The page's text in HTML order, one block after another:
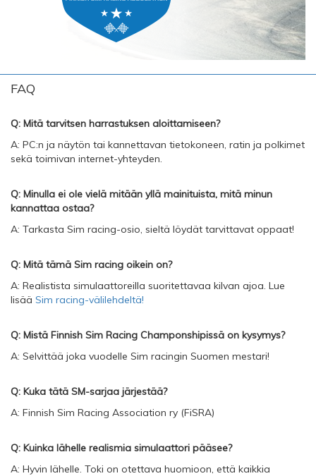
FAQ
Q: Mitä tarvitsen harrastuksen aloittamiseen?
A: PC:n ja näytön tai kannettavan tietokoneen, ratin ja polkimet
sekä toimivan internet-yhteyden.
Q: Minulla ei ole vielä mitään yllä mainituista, mitä minun
kannattaa ostaa?
A: Tarkasta Sim racing-osio, sieltä löydät tarvittavat oppaat!
Q: Mitä tämä Sim racing oikein on?
A: Realistista simulaattoreilla suoritettavaa kilvan ajoa. Lue
lisää Sim racing-välilehdeltä!
Q: Mistä Finnish Sim Racing Champonshipissä on kysymys?
A: Selvittää joka vuodelle Sim racingin Suomen mestari!
Q: Kuka tätä SM-sarjaa järjestää?
A: Finnish Sim Racing Association ry (FiSRA)
Q: Kuinka lähelle realismia simulaattori pääsee?
A: Hyvin lähelle. Toki on otettava huomioon, että kaikkia